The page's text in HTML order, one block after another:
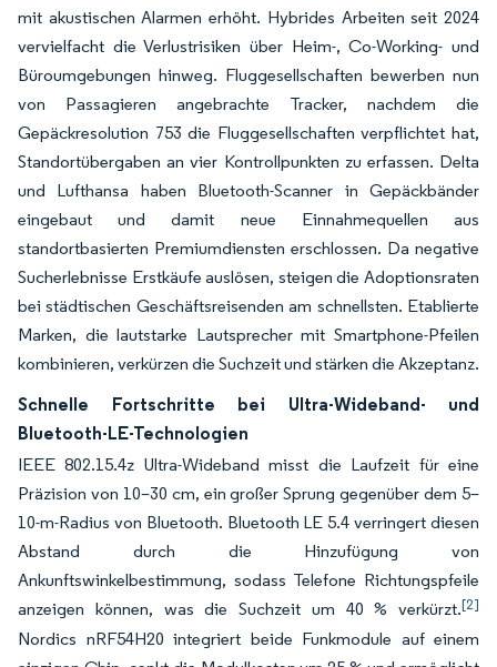
mit akustischen Alarmen erhöht. Hybrides Arbeiten seit 2024
vervielfacht die Verlustrisiken über Heim-, Co-Working- und
Büroumgebungen hinweg. Fluggesellschaften bewerben nun
von Passagieren angebrachte Tracker, nachdem die
Gepäckresolution 753 die Fluggesellschaften verpflichtet hat,
Standortübergaben an vier Kontrollpunkten zu erfassen. Delta
und Lufthansa haben Bluetooth-Scanner in Gepäckbänder
eingebaut und damit neue Einnahmequellen aus
standortbasierten Premiumdiensten erschlossen. Da negative
Sucherlebnisse Erstkäufe auslösen, steigen die Adoptionsraten
bei städtischen Geschäftsreisenden am schnellsten. Etablierte
Marken, die lautstarke Lautsprecher mit Smartphone-Pfeilen
kombinieren, verkürzen die Suchzeit und stärken die Akzeptanz.
Schnelle Fortschritte bei Ultra-Wideband- und
Bluetooth-LE-Technologien
IEEE 802.15.4z Ultra-Wideband misst die Laufzeit für eine
Präzision von 10–30 cm, ein großer Sprung gegenüber dem 5–
10-m-Radius von Bluetooth. Bluetooth LE 5.4 verringert diesen
Abstand durch die Hinzufügung von
Ankunftswinkelbestimmung, sodass Telefone Richtungspfeile
anzeigen können, was die Suchzeit um 40 % verkürzt.[2]
Nordics nRF54H20 integriert beide Funkmodule auf einem